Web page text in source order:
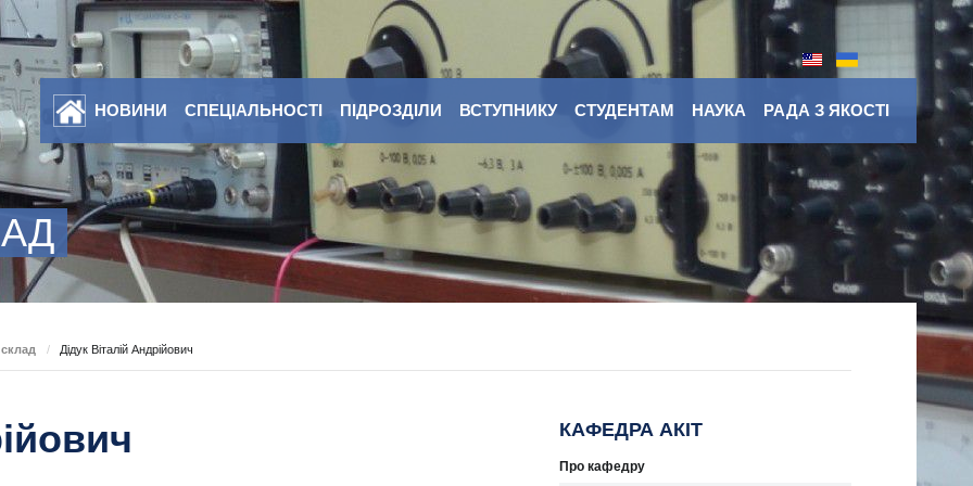
НОВИНИ СПЕЦІАЛЬНОСТІ ПІДРОЗДІЛИ ВСТУПНИКУ СТУДЕНТАМ НАУКА РАДА З ЯКОСТІ
/ Дідук Віталій Андрійович
КАФЕДРА АКІТ
Про кафедру